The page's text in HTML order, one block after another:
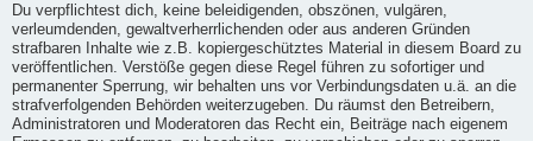
Du verpflichtest dich, keine beleidigenden, obszönen, vulgären,
verleumdenden, gewaltverherrlichenden oder aus anderen Gründen
strafbaren Inhalte wie z.B. kopiergeschütztes Material in diesem Board zu
veröffentlichen. Verstöße gegen diese Regel führen zu sofortiger und
permanenter Sperrung, wir behalten uns vor Verbindungsdaten u.ä. an die
strafverfolgenden Behörden weiterzugeben. Du räumst den Betreibern,
Administratoren und Moderatoren das Recht ein, Beiträge nach eigenem